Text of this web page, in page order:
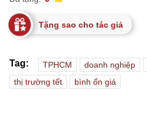
Tặng sao cho tác giả
Tag: TPHCM doanh nghiệp
thị trường tết
bình ổn giá